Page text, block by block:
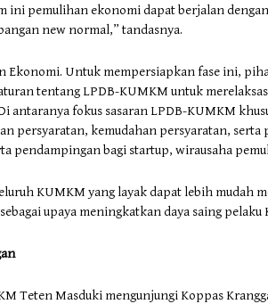
ini pemulihan ekonomi dapat berjalan
new normal,” tandasnya.
Ekonomi. Untuk mempersiapkan fase ini,
tentang LPDB-KUMKM untuk
antaranya fokus sasaran LPDB-KUMKM
persyaratan, kemudahan persyaratan, serta
pendampingan bagi startup, wirausaha
KUMKM yang layak dapat lebih mudah
upaya meningkatkan daya saing
Teten Masduki mengunjungi Koppas